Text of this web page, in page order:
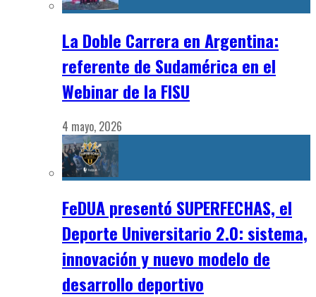
La Doble Carrera en Argentina:
referente de Sudamérica en el
Webinar de la FISU
4 mayo, 2026
FeDUA presentó SUPERFECHAS, el
Deporte Universitario 2.0: sistema,
innovación y nuevo modelo de
desarrollo deportivo